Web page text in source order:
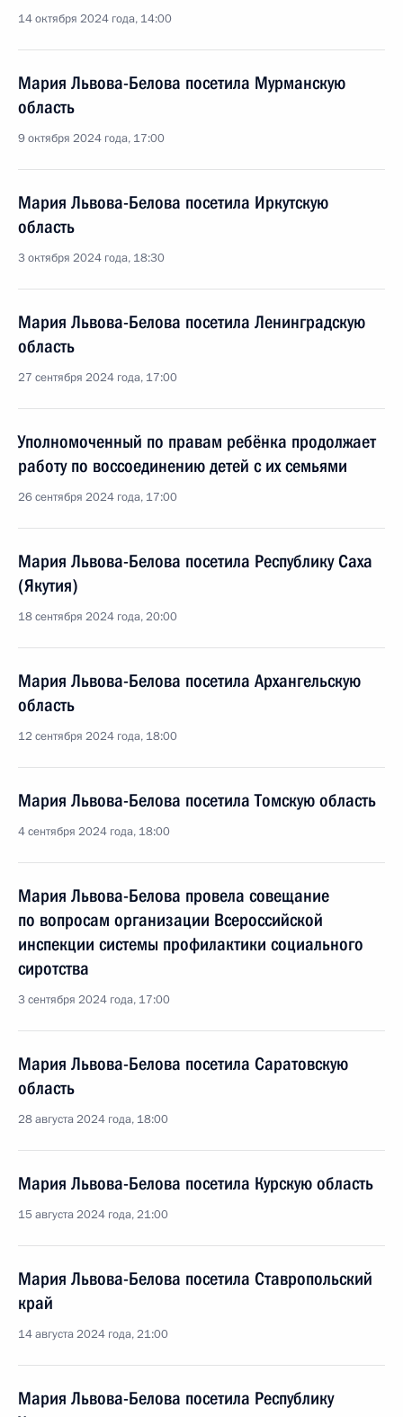
14 октября 2024 года, 14:00
Мария Львова-Белова посетила Мурманскую
область
9 октября 2024 года, 17:00
Мария Львова-Белова посетила Иркутскую
область
3 октября 2024 года, 18:30
Мария Львова-Белова посетила Ленинградскую
область
27 сентября 2024 года, 17:00
Уполномоченный по правам ребёнка продолжает
работу по воссоединению детей с их семьями
26 сентября 2024 года, 17:00
Мария Львова-Белова посетила Республику Саха
(Якутия)
18 сентября 2024 года, 20:00
Мария Львова-Белова посетила Архангельскую
область
12 сентября 2024 года, 18:00
Мария Львова-Белова посетила Томскую область
4 сентября 2024 года, 18:00
Мария Львова-Белова провела совещание
по вопросам организации Всероссийской
инспекции системы профилактики социального
сиротства
3 сентября 2024 года, 17:00
Мария Львова-Белова посетила Саратовскую
область
28 августа 2024 года, 18:00
Мария Львова-Белова посетила Курскую область
15 августа 2024 года, 21:00
Мария Львова-Белова посетила Ставропольский
край
14 августа 2024 года, 21:00
Мария Львова-Белова посетила Республику